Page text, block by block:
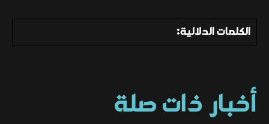
الكلمات الدلالية:
أخبار ذات صلة